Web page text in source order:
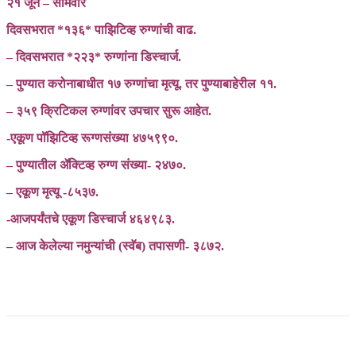
२१ जून – सोमवार
दिवसभरात *१३६* पाझिटिव्ह रुग्णांची वाढ.
– दिवसभरात *२२३* रुग्णांना डिस्चार्ज.
– पुण्यात करोनाबाधीत १७ रुग्णांचा मृत्यू. तर पुण्याबाहेरील ११.
– ३५९ क्रिटिकल रुग्णांवर उपचार सुरू आहेत.
-एकूण पॉझिटिव्ह रूग्णसंख्या ४७५९९०.
– पुण्यातील ॲक्टिव्ह रुग्ण संख्या- २४७०.
– एकूण मृत्यू -८५३७.
-आजपर्यंतचे एकूण डिस्चार्ज ४६४९८३.
– आज केलेल्या नमुन्यांची (स्वॅब) तपासणी- ३८७२.